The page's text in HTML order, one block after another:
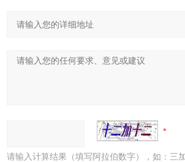
请输入计算结果（填写阿拉伯数字），如：三